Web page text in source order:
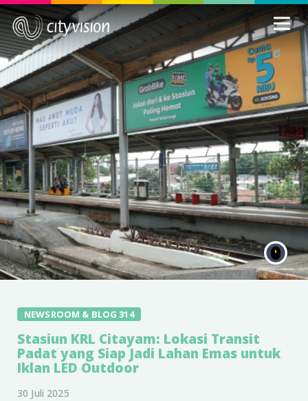
NEWSROOM & BLOG 314
Stasiun KRL Citayam: Lokasi Transit
Padat yang Siap Jadi Lahan Emas untuk
Iklan LED Outdoor
30 Juli 2025